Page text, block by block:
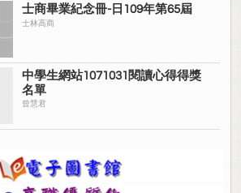
士商畢業紀念冊-日109年第65屆
士林高商
中學生網站1071031閱讀心得得獎
名單
曾慧君